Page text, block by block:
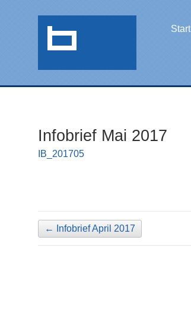
Start
Infobrief Mai 2017
IB_201705
← Infobrief April 2017